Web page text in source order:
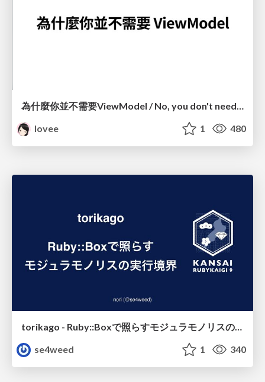
為什麼你並不需要ViewModel / No, you don't need a ViewModel
lovee
1 480
se4weed
1 340